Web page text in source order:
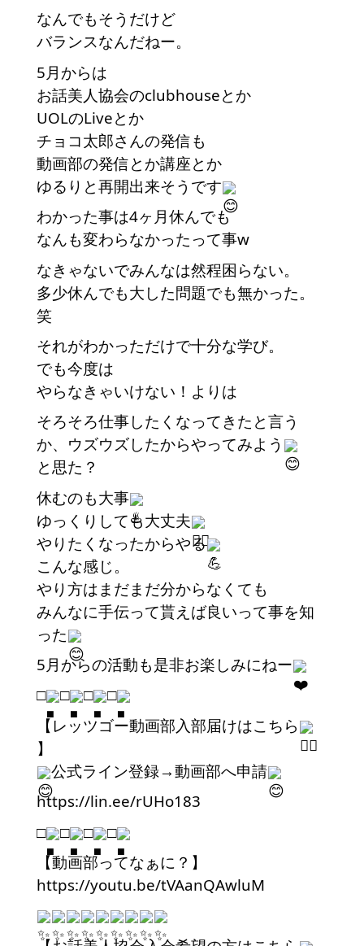
なんでもそうだけど
バランスなんだねー。
5月からは
お話美人協会のclubhouseとか
UOLのLiveとか
チョコ太郎さんの発信も
動画部の発信とか講座とか
ゆるりと再開出来そうです
わかった事は4ヶ月休んでも
なんも変わらなかったって事w
なきゃないでみんなは然程困らない。
多少休んでも大した問題でも無かった。
笑
それがわかっただけで十分な学び。
でも今度は
やらなきゃいけない！よりは
そろそろ仕事したくなってきたと言う
か、ウズウズしたからやってみよう
と思た？
休むのも大事
ゆっくりしても大丈夫
やりたくなったからやる
こんな感じ。
やり方はまだまだ分からなくても
みんなに手伝って貰えば良いって事を知
った
5月からの活動も是非お楽しみにねー
□
□ □
□
【レッツゴー動画部入部届けはこちら
】
公式ライン登録→動画部へ申請
https://lin.ee/rUHo183
□
□ □
□
【動画部ってなぁに？】
https://youtu.be/tVAanQAwluM